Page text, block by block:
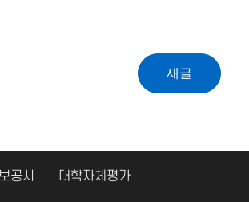
공시
대학자체평가